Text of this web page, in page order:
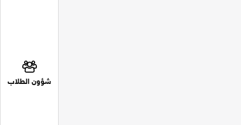
شؤون الطلاب